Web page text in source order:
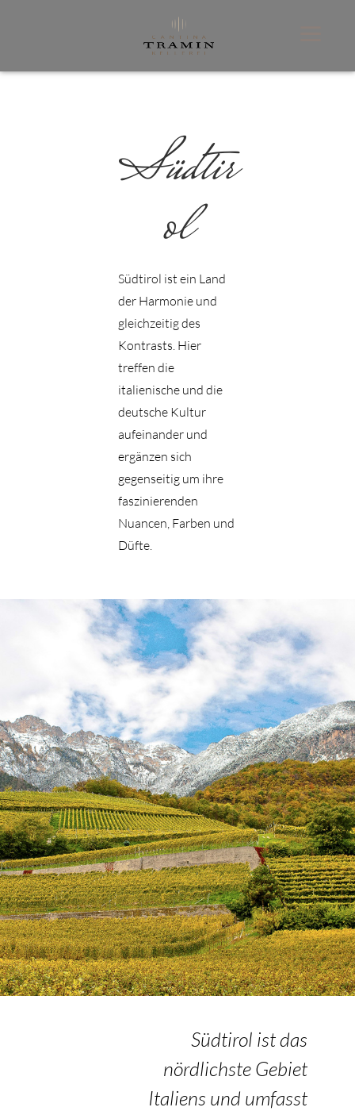
Südtir
ol
Südtirol ist ein Land
der Harmonie und
gleichzeitig des
Kontrasts. Hier
treffen die
italienische und die
deutsche Kultur
aufeinander und
ergänzen sich
gegenseitig um ihre
faszinierenden
Nuancen, Farben und
Düfte.
Südtirol ist das
nördlichste Gebiet
Italiens und umfasst